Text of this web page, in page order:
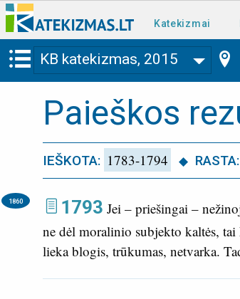
Katekizmai
KB katekizmas, 2015
Paieškos
IEŠKOTA: 1783-1794 RASTA:
1793
1860
Jei – priešingai –
ne dėl moralinio subjekto kaltės,
lieka blogis, trūkumas, netvarka.